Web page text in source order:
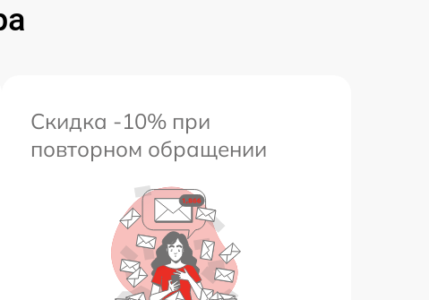
Скидка -10% при
повторном обращении